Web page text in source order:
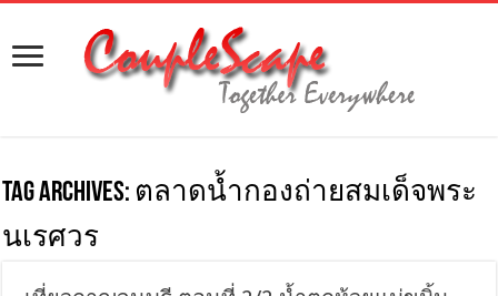
Tag Archives: ตลาดน้ำกองถ่ายสมเด็จพระ
นเรศวร